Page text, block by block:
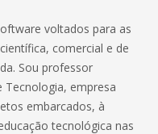
voltados para as
comercial e de
Sou professor
Tecnologia, empresa
embarcados, à
tecnológica nas